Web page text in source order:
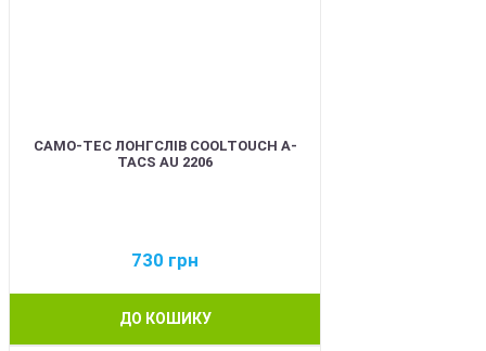
CAMO-TEC ЛОНГСЛІВ COOLTOUCH A-
TACS AU 2206
730 грн
ДО КОШИКУ